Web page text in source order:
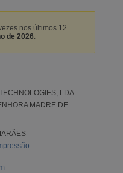
nos últimos 12
de 2026.
LDA
MADRE DE